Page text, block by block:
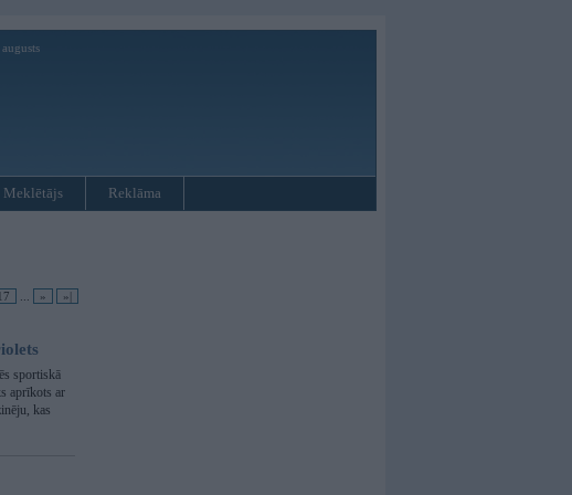
Meklētājs Reklāma
» »|
sportiskā
aprīkots ar
kas